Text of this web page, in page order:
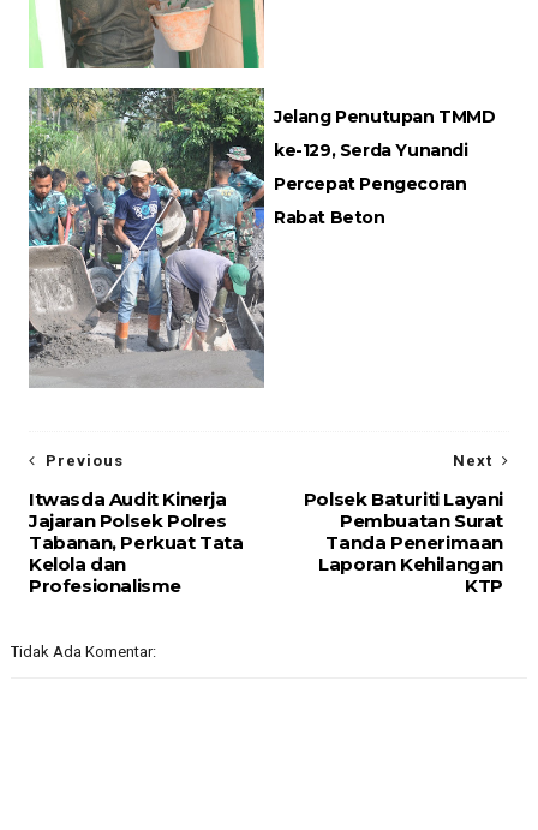
Jelang Penutupan TMMD
ke-129, Serda Yunandi
Percepat Pengecoran
Rabat Beton
Next
Polsek Baturiti Layani
Pembuatan Surat
Tanda Penerimaan
Laporan Kehilangan
KTP
Previous
Itwasda Audit Kinerja
Jajaran Polsek Polres
Tabanan, Perkuat Tata
Kelola dan
Profesionalisme
Tidak Ada Komentar: